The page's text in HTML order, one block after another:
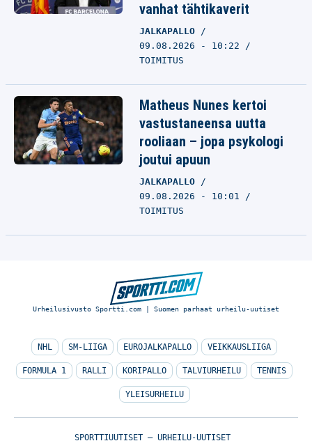
vanhat tähtikaverit
JALKAPALLO
09.08.2026 - 10:22
TOIMITUS
Matheus Nunes kertoi
vastustaneensa uutta
rooliaan – jopa psykologi
joutui apuun
JALKAPALLO
09.08.2026 - 10:01
TOIMITUS
Urheilusivusto Sportti.com | Suomen parhaat urheilu-uutiset
NHL SM-LIIGA EUROJALKAPALLO VEIKKAUSLIIGA
FORMULA 1 RALLI KORIPALLO TALVIURHEILU TENNIS
YLEISURHEILU
SPORTTIUUTISET – URHEILU-UUTISET